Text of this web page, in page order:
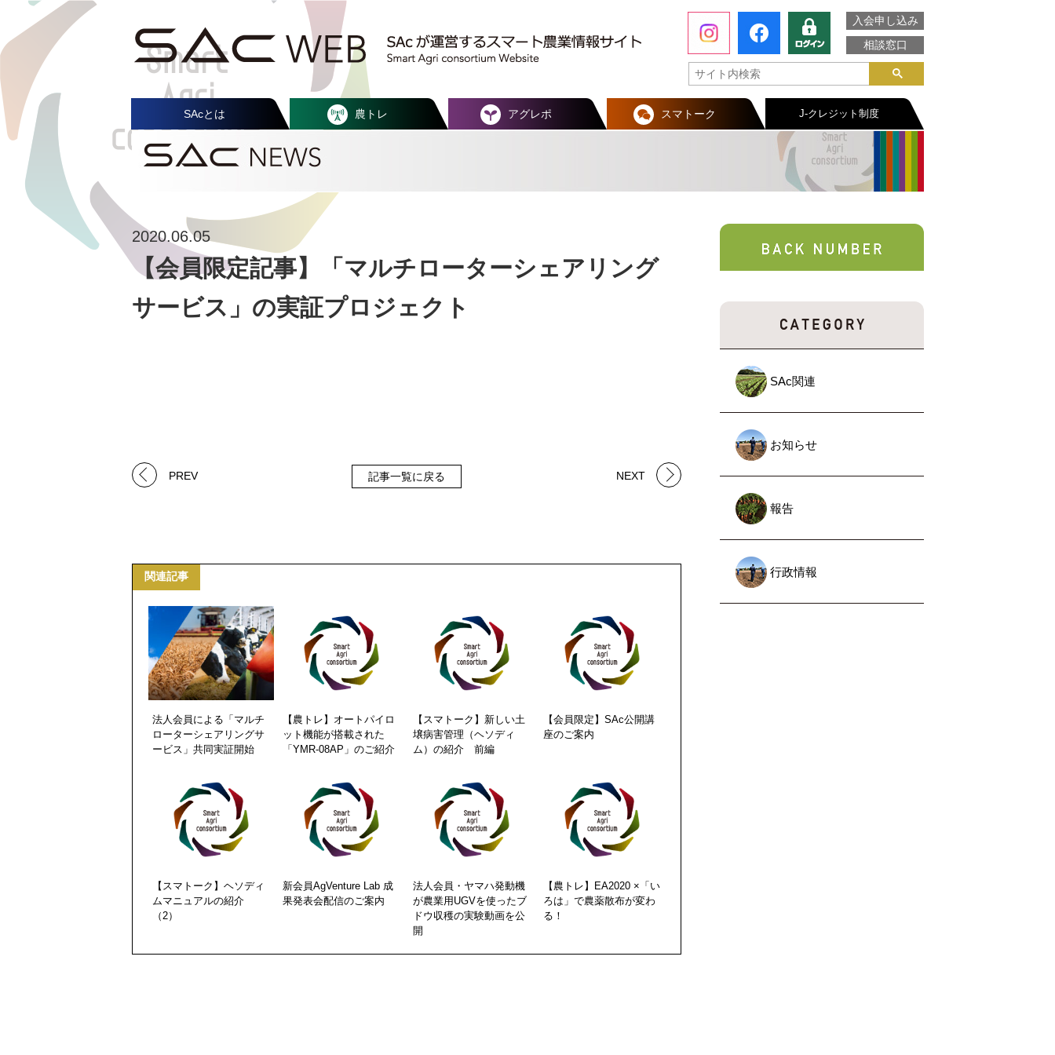
入会申し込み
相談窓口
SAcとは 農トレ アグレポ スマトーク J-クレジット制度
SAc関連
お知らせ
報告
行政情報
2020.06.05
【会員限定記事】「マルチローターシェアリング
サービス」の実証プロジェクト
PREV 記事一覧に戻る NEXT
関連記事
法人会員による「マルチ
ローターシェアリングサ
ービス」共同実証開始
【農トレ】オートパイロ
ット機能が搭載された
「YMR-08AP」のご紹介
【スマトーク】新しい土
壌病害管理（ヘソディ
ム）の紹介 前編
【会員限定】SAc公開講
座のご案内
【スマトーク】ヘソディ
ムマニュアルの紹介
（2）
新会員AgVenture Lab 成
果発表会配信のご案内
法人会員・ヤマハ発動機
が農業用UGVを使ったブ
ドウ収穫の実験動画を公
開
【農トレ】EA2020 ×「い
ろは」で農薬散布が変わ
る！